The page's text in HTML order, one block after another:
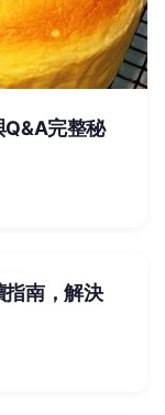
Q&A完整秘
南，解決